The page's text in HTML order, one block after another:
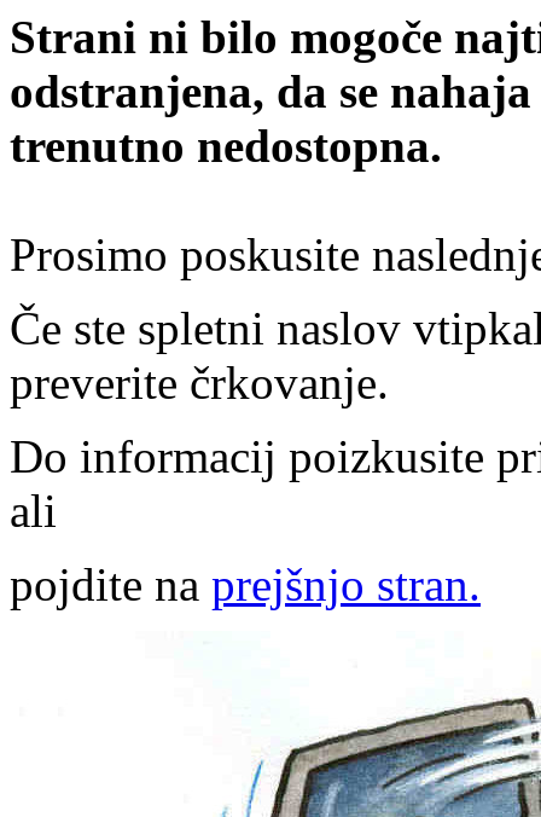
Strani ni bilo mogoče
odstranjena, da se
trenutno nedostopna.
Prosimo poskusite
Če ste spletni naslov
preverite črkovanje.
Do informacij poizkusite
ali
pojdite na prejšnjo stran.